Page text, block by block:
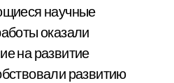
научные
оказали
на развитие
развитию